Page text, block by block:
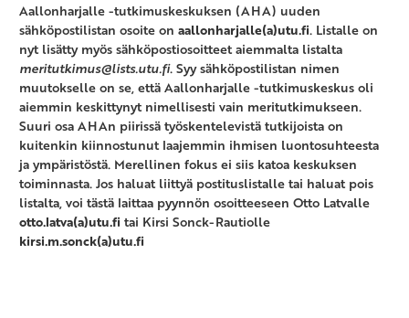
Aallonharjalle -tutkimuskeskuksen (AHA) uuden
sähköpostilistan osoite on aallonharjalle(a)utu.fi. Listalle on
nyt lisätty myös sähköpostiosoitteet aiemmalta listalta
meritutkimus@lists.utu.fi. Syy sähköpostilistan nimen
muutokselle on se, että Aallonharjalle -tutkimuskeskus oli
aiemmin keskittynyt nimellisesti vain meritutkimukseen.
Suuri osaAHAn piirissä työskentelevistä tutkijoista on
kuitenkin kiinnostunut laajemmin ihmisen luontosuhteesta
ja ympäristöstä. Merellinen fokus ei siis katoa keskuksen
toiminnasta. Jos haluat liittyä postituslistalle tai haluat pois
listalta, voi tästä laittaa pyynnön osoitteeseen Otto Latvalle
otto.latva(a)utu.fi tai Kirsi Sonck-Rautiolle
kirsi.m.sonck(a)utu.fi